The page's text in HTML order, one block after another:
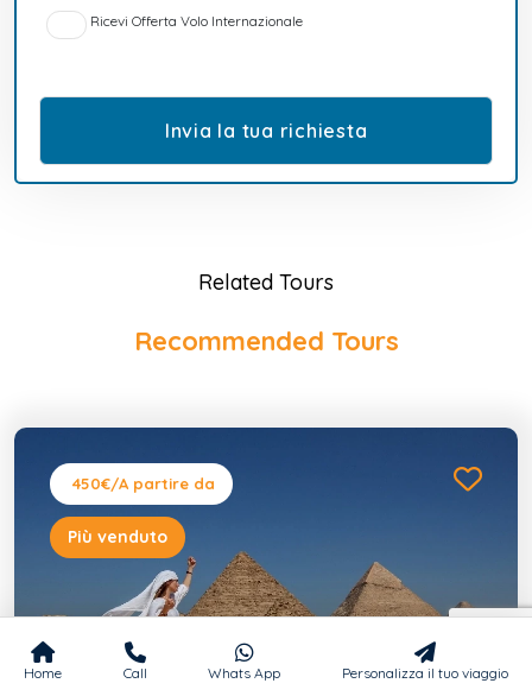
Ricevi Offerta Volo Internazionale
Related Tours
Recommended Tours
450€/A partire da
Più venduto
Home Call Whats App Personalizza il tuo viaggio